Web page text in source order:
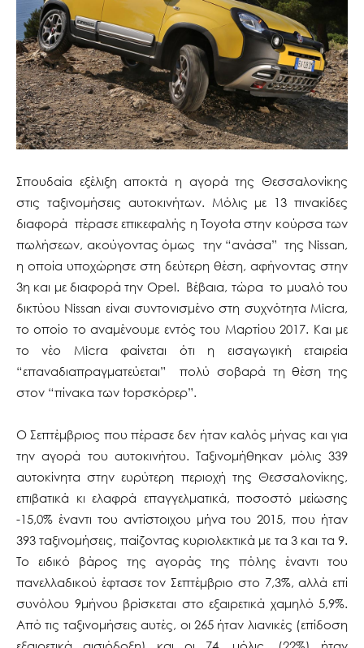
Σπουδαία εξέλιξη αποκτά η αγορά της Θεσσαλονίκης
στις ταξινομήσεις αυτοκινήτων. Μόλις με 13 πινακίδες
διαφορά πέρασε επικεφαλής η Toyota στην κούρσα των
πωλήσεων, ακούγοντας όμως την “ανάσα” της Nissan,
η οποία υποχώρησε στη δεύτερη θέση, αφήνοντας στην
3η και με διαφορά την Opel. Βέβαια, τώρα το μυαλό του
δικτύου Nissan είναι συντονισμένο στη συχνότητα Micra,
το οποίο το αναμένουμε εντός του Μαρτίου 2017. Και με
το νέο Micra φαίνεται ότι η εισαγωγική εταιρεία
“επαναδιαπραγματεύεται” πολύ σοβαρά τη θέση της
στον “πίνακα των topσκόρερ”.
Ο Σεπτέμβριος που πέρασε δεν ήταν καλός μήνας και για
την αγορά του αυτοκινήτου. Ταξινομήθηκαν μόλις 339
αυτοκίνητα στην ευρύτερη περιοχή της Θεσσαλονίκης,
επιβατικά κι ελαφρά επαγγελματικά, ποσοστό μείωσης
-15,0% έναντι του αντίστοιχου μήνα του 2015, που ήταν
393 ταξινομήσεις, παίζοντας κυριολεκτικά με τα 3 και τα 9.
Το ειδικό βάρος της αγοράς της πόλης έναντι του
πανελλαδικού έφτασε τον Σεπτέμβριο στο 7,3%, αλλά επί
συνόλου 9μήνου βρίσκεται στο εξαιρετικά χαμηλό 5,9%.
Από τις ταξινομήσεις αυτές, οι 265 ήταν λιανικές (επίδοση